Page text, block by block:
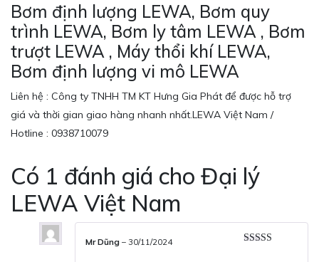
Bơm định lượng LEWA, Bơm quy
trình LEWA, Bơm ly tâm LEWA , Bơm
trượt LEWA , Máy thổi khí LEWA,
Bơm định lượng vi mô LEWA
Liên hệ : Công ty TNHH TM KT Hưng Gia Phát để được hỗ trợ
giá và thời gian giao hàng nhanh nhất.LEWA Việt Nam /
Hotline : 0938710079
Có 1 đánh giá cho Đại lý
LEWA Việt Nam
Mr Dũng – 30/11/2024